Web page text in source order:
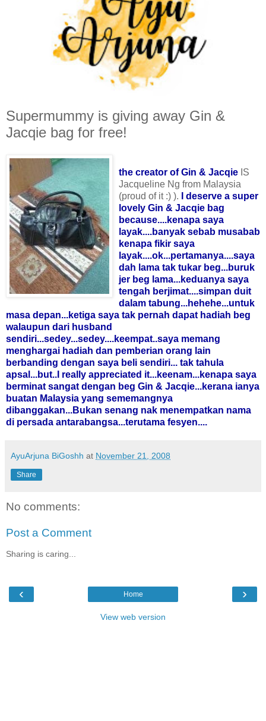
Supermummy is giving away Gin &
Jacqie bag for free!
the creator ofGin & Jacqie IS
Jacqueline Ng from Malaysia
(proud of it :) ).
I deserve a super
lovely Gin & Jacqie bag
because....kenapa saya
layak....banyak sebab musabab
kenapa fikir saya
layak....ok...pertamanya....saya
dah lama tak tukar beg...buruk
jer beg lama...keduanya saya
tengah berjimat....simpan duit
dalam tabung...hehehe...untuk
masa depan...ketiga saya tak pernah dapat hadiah beg
walaupun dari husband
sendiri...sedey...sedey....keempat..saya memang
menghargai hadiah dan pemberian orang lain
berbanding dengan saya beli sendiri... tak tahula
apsal...but..I really appreciated it...keenam...kenapa saya
berminat sangat dengan beg Gin & Jacqie...kerana ianya
buatan Malaysia yang sememangnya
dibanggakan...Bukan senang nak menempatkan nama
di persada antarabangsa...terutama fesyen....
AyuArjuna BiGoshh at November 21, 2008
Share
No comments:
Post a Comment
Sharing is caring...
‹ ›
Home
View web version